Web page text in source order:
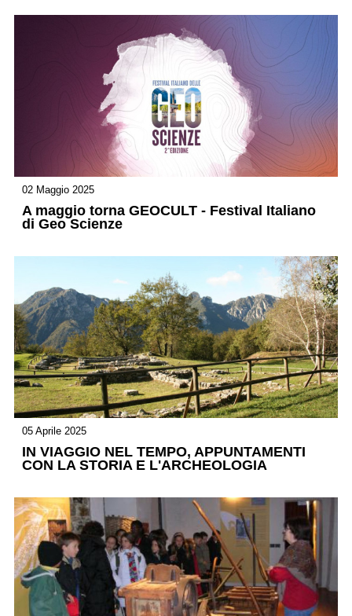
02 Maggio 2025
A maggio torna GEOCULT - Festival Italiano
di Geo Scienze
05 Aprile 2025
IN VIAGGIO NEL TEMPO, APPUNTAMENTI
CON LA STORIA E L'ARCHEOLOGIA